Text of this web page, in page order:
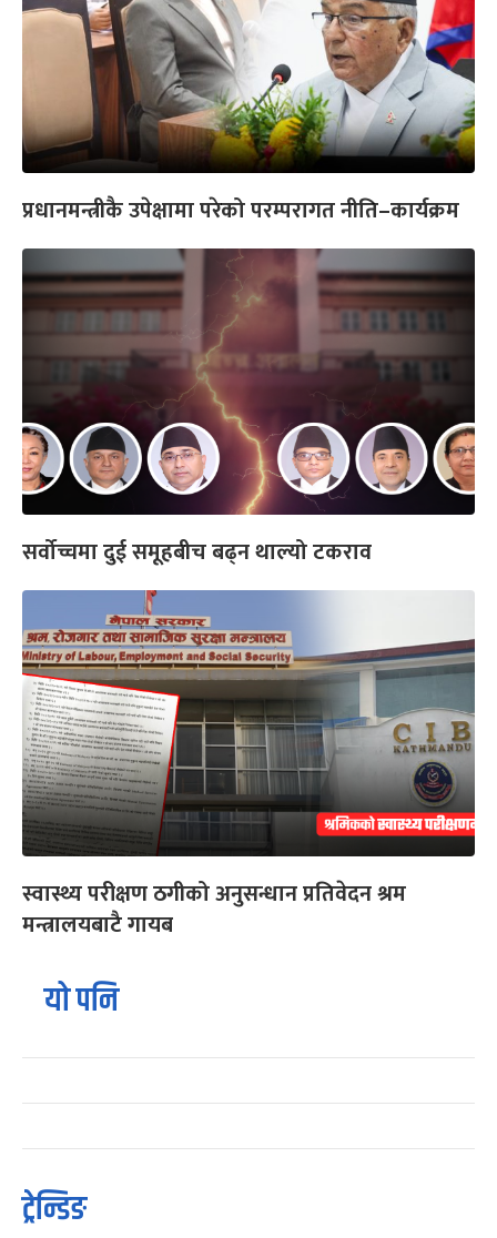
प्रधानमन्त्रीकै उपेक्षामा परेको परम्परागत नीति–कार्यक्रम
सर्वोच्चमा दुई समूहबीच बढ्न थाल्यो टकराव
स्वास्थ्य परीक्षण ठगीको अनुसन्धान प्रतिवेदन श्रम
मन्त्रालयबाटै गायब
यो पनि
ट्रेन्डिङ